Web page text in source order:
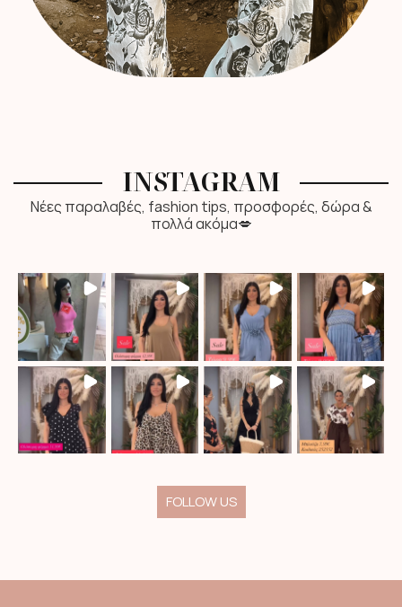
INSTAGRAM
Νέες παραλαβές, fashion tips, προσφορές, δώρα &
πολλά ακόμα💋
FOLLOW US